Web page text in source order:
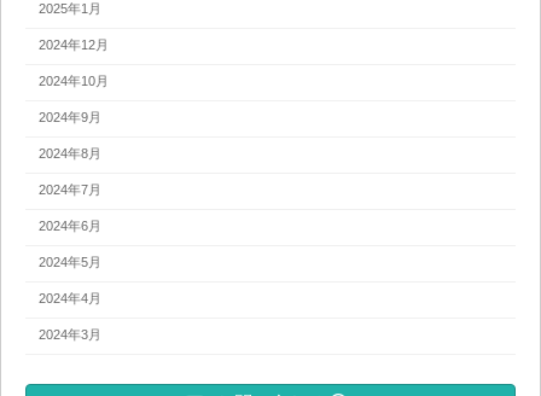
2025年1月
2024年12月
2024年10月
2024年9月
2024年8月
2024年7月
2024年6月
2024年5月
2024年4月
2024年3月